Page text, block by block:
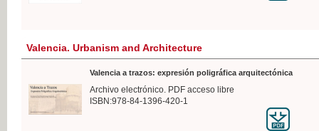
Valencia. Urbanism and Architecture
Valencia a trazos: expresión poligráfica arquitectónica
Archivo electrónico. PDF acceso libre
ISBN:978-84-1396-420-1